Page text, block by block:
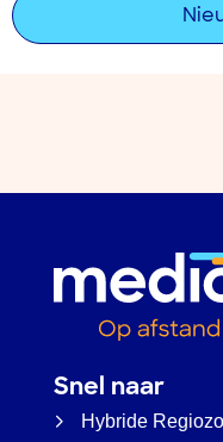
Snel naar
Hybride